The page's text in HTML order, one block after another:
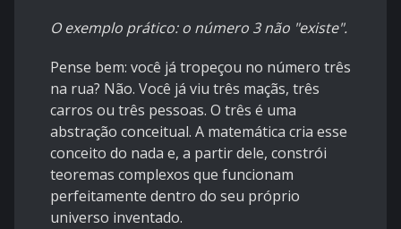
O exemplo prático: o número 3 não "existe".
​Pense bem: você já tropeçou no número três
na rua? Não. Você já viu três maçãs, três
carros ou três pessoas. O três é uma
abstração conceitual. A matemática cria esse
conceito do nada e, a partir dele, constrói
teoremas complexos que funcionam
perfeitamente dentro do seu próprio
universo inventado.